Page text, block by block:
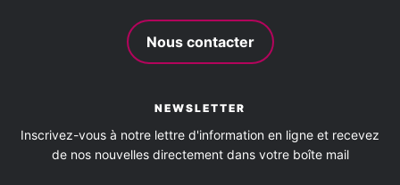
Nous contacter
NEWSLETTER
Inscrivez-vous à notre lettre d'information en ligne et recevez
de nos nouvelles directement dans votre boîte mail